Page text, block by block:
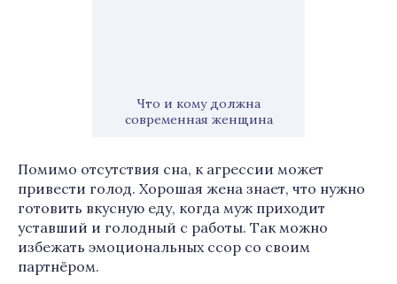
Что и кому должна
современная женщина
Помимо отсутствия сна, к агрессии может
привести голод. Хорошая жена знает, что нужно
готовить вкусную еду, когда муж приходит
уставший и голодный с работы. Так можно
избежать эмоциональных ссор со своим
партнёром.